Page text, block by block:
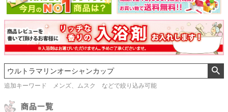
追加キーワード メンズ、ムスク などで絞り込み可能